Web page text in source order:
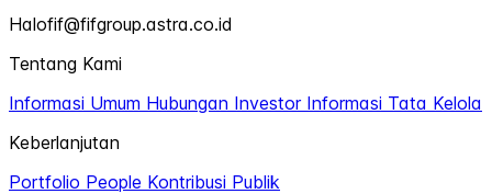
Halofif@fifgroup.astra.co.id
Tentang Kami
Informasi Umum Hubungan Investor Informasi Tata Kelola
Keberlanjutan
Portfolio People Kontribusi Publik